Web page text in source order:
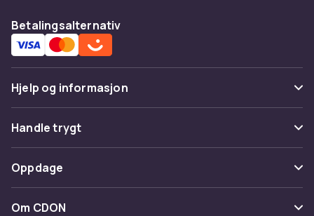
Betalingsalternativ
Hjelp og informasjon
Vanlige spørsmål
Spor pakke
Angre & returner her
Kontakt oss
Handle trygt
Betaling
Levering
Oppdage
Kategorier
Om CDON